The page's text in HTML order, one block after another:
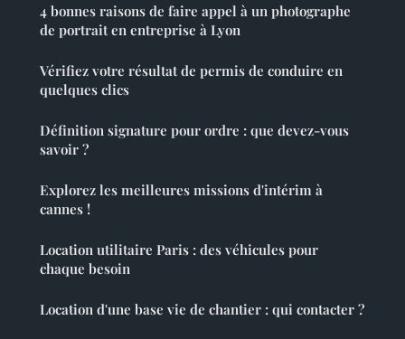
4 bonnes raisons de faire appel à un photographe
de portrait en entreprise à Lyon
Vérifiez votre résultat de permis de conduire en
quelques clics
Définition signature pour ordre : que devez-vous
savoir ?
Explorez les meilleures missions d'intérim à
cannes !
Location utilitaire Paris : des véhicules pour
chaque besoin
Location d'une base vie de chantier : qui contacter ?